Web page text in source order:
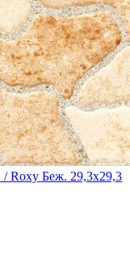
Roxy Беж. 29,3x29,3